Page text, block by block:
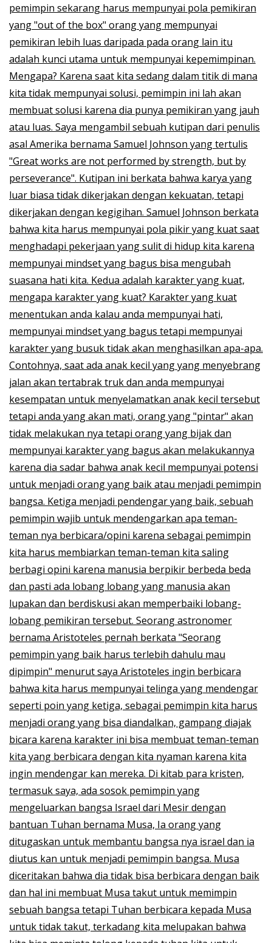
pemimpin sekarang harus mempunyai pola pemikiran
yang "out of the box" orang yang mempunyai
pemikiran lebih luas daripada pada orang lain itu
adalah kunci utama untuk mempunyai kepemimpinan.
Mengapa? Karena saat kita sedang dalam titik di mana
kita tidak mempunyai solusi, pemimpin ini lah akan
membuat solusi karena dia punya pemikiran yang jauh
atau luas. Saya mengambil sebuah kutipan dari penulis
asal Amerika bernama Samuel Johnson yang tertulis
"Great works are not performed by strength, but by
perseverance". Kutipan ini berkata bahwa karya yang
luar biasa tidak dikerjakan dengan kekuatan, tetapi
dikerjakan dengan kegigihan. Samuel Johnson berkata
bahwa kita harus mempunyai pola pikir yang kuat saat
menghadapi pekerjaan yang sulit di hidup kita karena
mempunyai mindset yang bagus bisa mengubah
suasana hati kita. Kedua adalah karakter yang kuat,
mengapa karakter yang kuat? Karakter yang kuat
menentukan anda kalau anda mempunyai hati,
mempunyai mindset yang bagus tetapi mempunyai
karakter yang busuk tidak akan menghasilkan apa-apa.
Contohnya, saat ada anak kecil yang yang menyebrang
jalan akan tertabrak truk dan anda mempunyai
kesempatan untuk menyelamatkan anak kecil tersebut
tetapi anda yang akan mati, orang yang "pintar" akan
tidak melakukan nya tetapi orang yang bijak dan
mempunyai karakter yang bagus akan melakukannya
karena dia sadar bahwa anak kecil mempunyai potensi
untuk menjadi orang yang baik atau menjadi pemimpin
bangsa. Ketiga menjadi pendengar yang baik, sebuah
pemimpin wajib untuk mendengarkan apa teman-
teman nya berbicara/opini karena sebagai pemimpin
kita harus membiarkan teman-teman kita saling
berbagi opini karena manusia berpikir berbeda beda
dan pasti ada lobang lobang yang manusia akan
lupakan dan berdiskusi akan memperbaiki lobang-
lobang pemikiran tersebut. Seorang astronomer
bernama Aristoteles pernah berkata "Seorang
pemimpin yang baik harus terlebih dahulu mau
dipimpin" menurut saya Aristoteles ingin berbicara
bahwa kita harus mempunyai telinga yang mendengar
seperti poin yang ketiga, sebagai pemimpin kita harus
menjadi orang yang bisa diandalkan, gampang diajak
bicara karena karakter ini bisa membuat teman-teman
kita yang berbicara dengan kita nyaman karena kita
ingin mendengar kan mereka. Di kitab para kristen,
termasuk saya, ada sosok pemimpin yang
mengeluarkan bangsa Israel dari Mesir dengan
bantuan Tuhan bernama Musa, Ia orang yang
ditugaskan untuk membantu bangsa nya israel dan ia
diutus kan untuk menjadi pemimpin bangsa. Musa
diceritakan bahwa dia tidak bisa berbicara dengan baik
dan hal ini membuat Musa takut untuk memimpin
sebuah bangsa tetapi Tuhan berbicara kepada Musa
untuk tidak takut, terkadang kita melupakan bahwa